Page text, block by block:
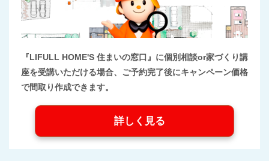
『LIFULL HOME'S 住まいの窓口』に個別相談or家づくり講
座を受講いただける場合、ご予約完了後にキャンペーン価格
で間取り作成できます。
詳しく見る